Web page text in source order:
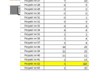
Dyżury